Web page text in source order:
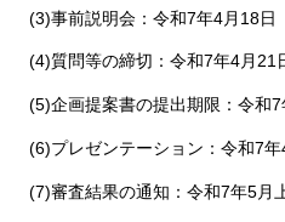
(3)事前説明会：令和7年4月18日
(4)質問等の締切：令和7年4月21
(5)企画提案書の提出期限：令和
(6)プレゼンテーション：令和7年
(7)審査結果の通知：令和7年5月